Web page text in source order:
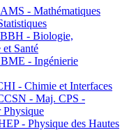
- Mathématiques
- Biologie,
Santé
- Ingénierie
- Chimie et Interfaces
- Maj. CPS -
Physique
- Physique des Hautes